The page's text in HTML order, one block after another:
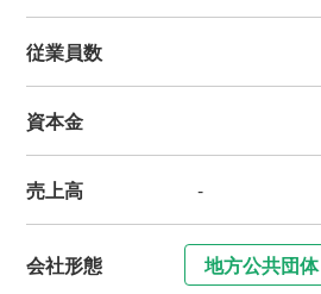
従業員数
資本金
売上高 -
会社形態 地方公共団体